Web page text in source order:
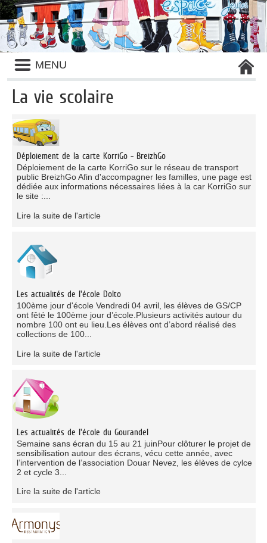
Liste
des
avertissements
MENU
La vie scolaire
des
catégories
d'activité
Déploiement de la carte KorriGo - BreizhGo
Déploiement de la carte KorriGo sur le réseau de transport
public BreizhGo Afin d'accompagner les familles, une page est
dédiée aux informations nécessaires liées à la car KorriGo sur
le site :...
Lire la suite de l'article
Les actualités de l'école Dolto
100ème jour d'école Vendredi 04 avril, les élèves de GS/CP
ont fêté le 100ème jour d’école.Plusieurs activités autour du
nombre 100 ont eu lieu.Les élèves ont d’abord réalisé des
collections de 100...
Lire la suite de l'article
Les actualités de l'école du Gourandel
Semaine sans écran du 15 au 21 juinPour clôturer le projet de
sensibilisation autour des écrans, vécu cette année, avec
l’intervention de l’association Douar Nevez, les élèves de cylce
2 et cycle 3...
Lire la suite de l'article